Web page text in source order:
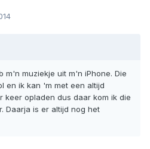
m'n muziekje uit m'n iPhone. Die
en ik kan 'm met een altijd
keer opladen dus daar kom ik die
Daarja is er altijd nog het